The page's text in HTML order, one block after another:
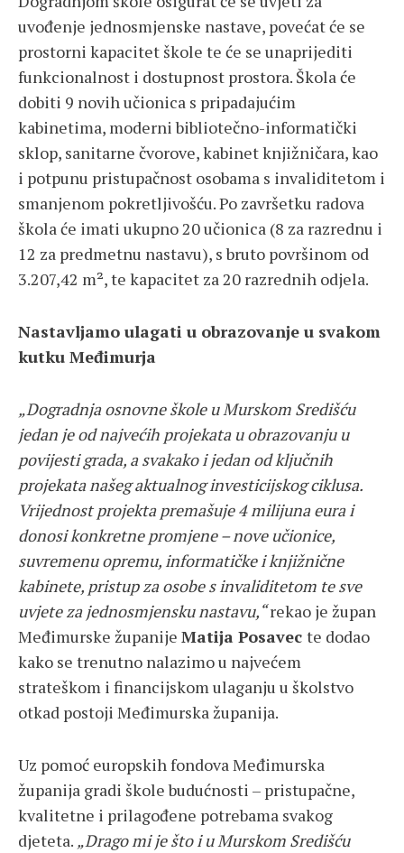
uvođenje jednosmjenske nastave, povećat će se
prostorni kapacitet škole te će se unaprijediti
funkcionalnost i dostupnost prostora. Škola će
dobiti 9 novih učionica s pripadajućim
kabinetima, moderni bibliotečno-informatički
sklop, sanitarne čvorove, kabinet knjižničara, kao
i potpunu pristupačnost osobama s invaliditetom i
smanjenom pokretljivošću. Po završetku radova
škola će imati ukupno 20 učionica (8 za razrednu i
12 za predmetnu nastavu), s bruto površinom od
3.207,42 m², te kapacitet za 20 razrednih odjela.
Nastavljamo ulagati u obrazovanje u svakom
kutku Međimurja
„Dogradnja osnovne škole u Murskom Središću
jedan je od najvećih projekata u obrazovanju u
povijesti grada, a svakako i jedan od ključnih
projekata našeg aktualnog investicijskog ciklusa.
Vrijednost projekta premašuje 4 milijuna eura i
donosi konkretne promjene – nove učionice,
suvremenu opremu, informatičke i knjižnične
kabinete, pristup za osobe s invaliditetom te sve
uvjete za jednosmjensku nastavu,“rekao je župan
Međimurske županije Matija Posavec te dodao
kako se trenutno nalazimo u najvećem
strateškom i financijskom ulaganju u školstvo
otkad postoji Međimurska županija.
Uz pomoć europskih fondova Međimurska
županija gradi škole budućnosti – pristupačne,
kvalitetne i prilagođene potrebama svakog
djeteta. „Drago mi je što i u Murskom Središću